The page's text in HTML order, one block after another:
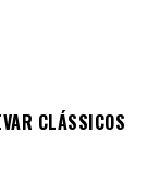
CLÁSSICOS